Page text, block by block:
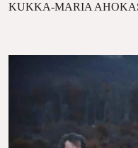
KUKKA-MARIA